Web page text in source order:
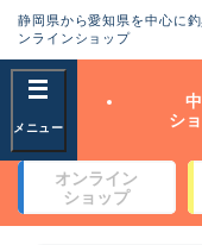
静岡県から愛知県を中心に
ンラインショップ
シ
オンライン
ショップ
フリーワード
商品カテゴリ
良